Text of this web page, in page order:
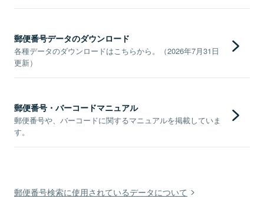
郵便番号データのダウンロード
各種データのダウンロードはこちらから。（2026年7月31日
更新）
郵便番号・バーコードマニュアル
郵便番号や、バーコードに関するマニュアルを掲載していま
す。
郵便番号検索に使用されているデータについて